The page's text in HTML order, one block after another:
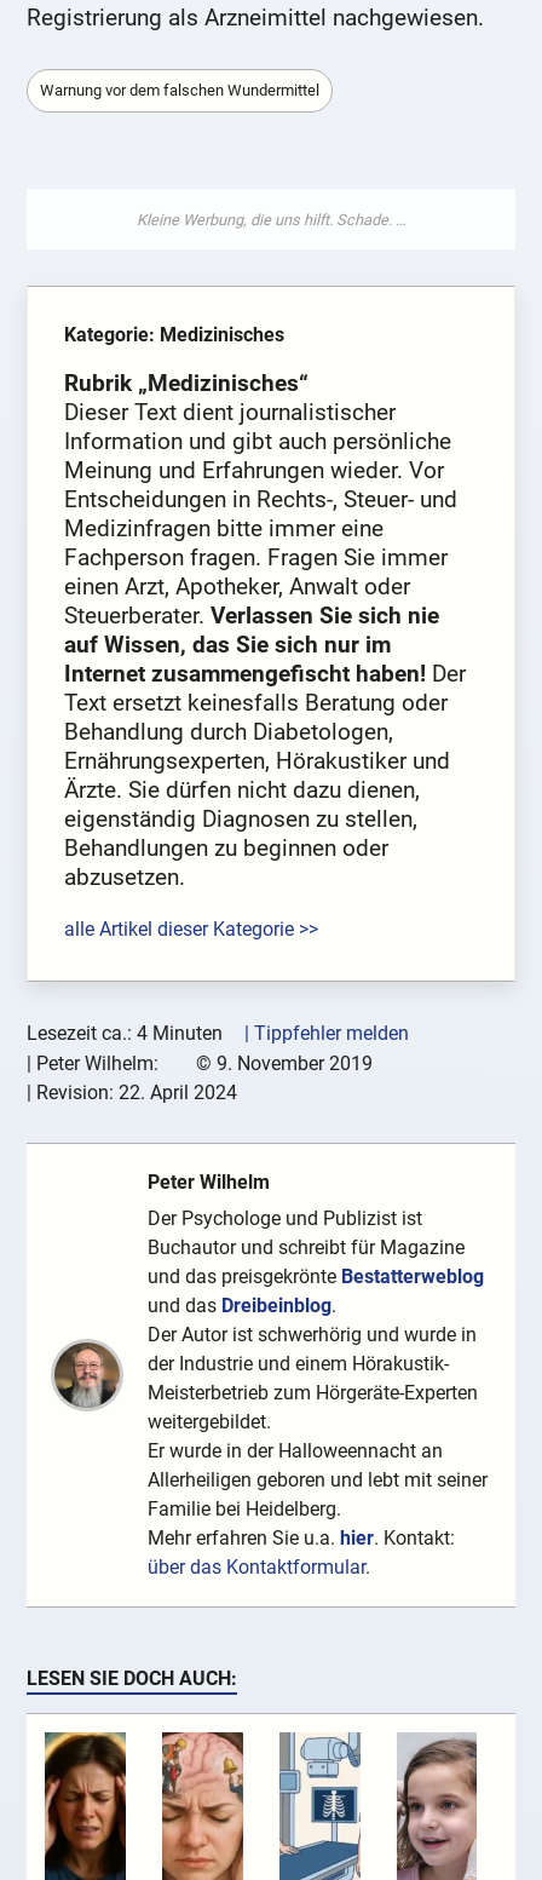
Registrierung als Arzneimittel nachgewiesen.
Warnung vor dem falschen Wundermittel
Kategorie: Medizinisches
Rubrik „Medizinisches“
Dieser Text dient journalistischer
Information und gibt auch persönliche
Meinung und Erfahrungen wieder. Vor
Entscheidungen in Rechts-, Steuer- und
Medizinfragen bitte immer eine
Fachperson fragen. Fragen Sie immer
einen Arzt, Apotheker, Anwalt oder
Steuerberater.Verlassen Sie sich nie
auf Wissen, das Sie sich nur im
Internet zusammengefischt haben! Der
Text ersetzt keinesfalls Beratung oder
Behandlung durch Diabetologen,
Ernährungsexperten, Hörakustiker und
Ärzte. Sie dürfen nicht dazu dienen,
eigenständig Diagnosen zu stellen,
Behandlungen zu beginnen oder
abzusetzen.
alle Artikel dieser Kategorie >>
Lesezeit ca.: 4 Minuten
| Tippfehler melden
Peter Wilhelm: © 9. November 2019
| Revision:22. April 2024
Peter Wilhelm
Der Psychologe und Publizist ist
Buchautor und schreibt für Magazine
und das preisgekrönte Bestatterweblog
und das Dreibeinblog.
Der Autor ist schwerhörig und wurde in
der Industrie und einem Hörakustik-
Meisterbetrieb zum Hörgeräte-Experten
weitergebildet.
Er wurde in der Halloweennacht an
Allerheiligen geboren und lebt mit seiner
Familie bei Heidelberg.
Mehr erfahren Sie u.a. hier. Kontakt:
über das Kontaktformular.
LESEN SIE DOCH AUCH: